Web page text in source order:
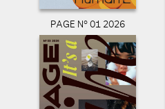
PAGE N° 01 2026